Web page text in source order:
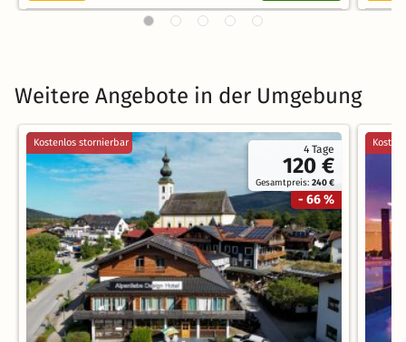
Weitere Angebote in der Umgebung
4 Tage
120 €
Gesamtpreis:240 €
- 66 %
Kostenlos stornierbar